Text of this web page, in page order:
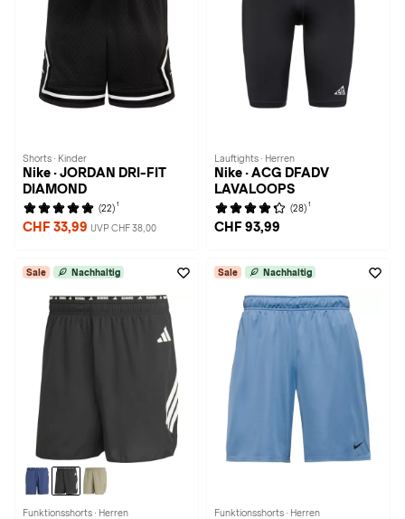
Shorts · Kinder
Nike · JORDAN DRI-FIT
DIAMOND
(22) 1
CHF 33,99 UVP CHF 38,00
Lauftights · Herren
Nike · ACG DFADV
LAVALOOPS
(28) 1
CHF 93,99
Sale Nachhaltig
Funktionsshorts · Herren
Sale Nachhaltig
Funktionsshorts · Herren